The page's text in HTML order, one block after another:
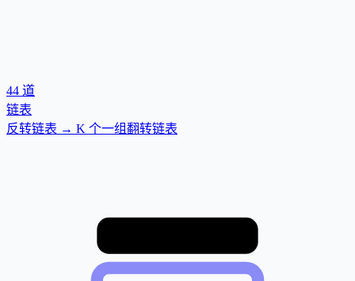
44 道
链表
反转链表 → K 个一组翻转链表